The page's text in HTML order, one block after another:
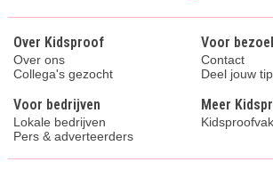
Over Kidsproof
Over ons
Collega's gezocht
Voor
Contact
Deel jouw
Voor bedrijven
Lokale bedrijven
Pers & adverteerders
Meer